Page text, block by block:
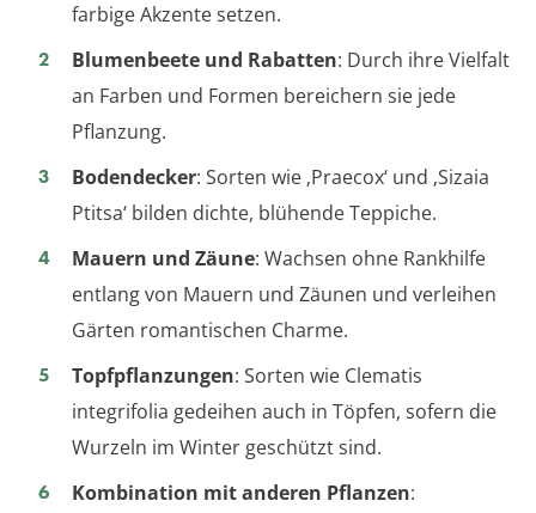
farbige Akzente setzen.
Blumenbeete und Rabatten: Durch ihre Vielfalt
an Farben und Formen bereichern sie jede
Pflanzung.
Bodendecker: Sorten wie ‚Praecox‘ und ‚Sizaia
Ptitsa‘ bilden dichte, blühende Teppiche.
Mauern und Zäune: Wachsen ohne Rankhilfe
entlang von Mauern und Zäunen und verleihen
Gärten romantischen Charme.
Topfpflanzungen: Sorten wie Clematis
integrifolia gedeihen auch in Töpfen, sofern die
Wurzeln im Winter geschützt sind.
Kombination mit anderen Pflanzen: